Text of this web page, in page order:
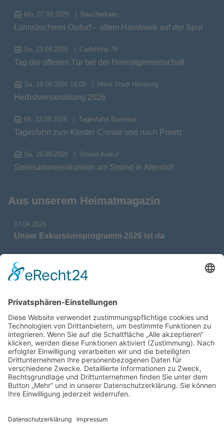
Mo, 07.09.2026 Räucherkate
Lohnräucherei Osdorf – altem Handwerk auf der Spur
So, 13.09.2026 Carlshöhe 78
Tag der offenen Tür bei der Heimatgemeinschaft
Sa, 19.09.2026 14:00 Hotel Stadt Hamburg
Herbstversammlung 2026
Mi, 23.09.2026 Tagesfahrt Busreise
Tagesfahrt zum Kloster Cismar und nach Preetz
Sa, 26.09.2026 Strand Kiekut
Steinsammelexkursion am Strand in Altenhof
Aus unserem Heimatmagazin
17.04.2026
Unser Exkursionsprogramm 2026 ist da
17.04.2026
Verdienstmedaille für Telse Stoy
Das war: Munition im Meer
17.04.2026
Fahrtenprogramm 2026 ist fertig
12.10.2025
Darstellung verschiedener Orte innerhalb des
Gebiets der Heimatgemeinschaft Eckernförde